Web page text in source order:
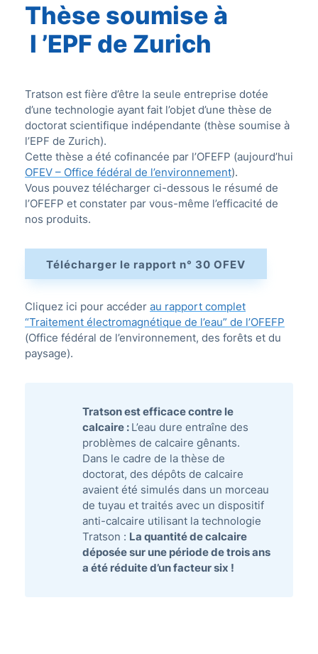
Thèse soumise à
l ’EPF de Zurich
Tratson est fière d’être la seule entreprise dotée
d’une technologie ayant fait l’objet d’une thèse de
doctorat scientifique indépendante (thèse soumise à
l’EPF de Zurich).
Cette thèse a été cofinancée par l’OFEFP (aujourd’hui
OFEV – Office fédéral de l’environnement).
Vous pouvez télécharger ci-dessous le résumé de
l’OFEFP et constater par vous-même l’efficacité de
nos produits.
Télécharger le rapport n° 30 OFEV
Cliquez ici pour accéder au rapport complet
“Traitement électromagnétique de l’eau” de l’OFEFP
(Office fédéral de l’environnement, des forêts et du
paysage).
Tratson est efficace contre le
calcaire : L’eau dure entraîne des
problèmes de calcaire gênants.
Dans le cadre de la thèse de
doctorat, des dépôts de calcaire
avaient été simulés dans un morceau
de tuyau et traités avec un dispositif
anti-calcaire utilisant la technologie
Tratson : La quantité de calcaire
déposée sur une période de trois ans
a été réduite d’un facteur six !